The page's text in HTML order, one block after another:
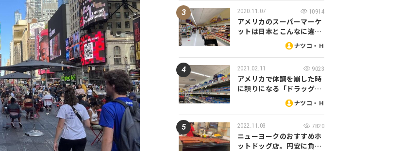
2020.11.07 10914
アメリカのスーパーマーケ
ットは日本とこんなに違…
ナツコ・Ｈ
2021.02.11 9023
アメリカで体調を崩した時
に頼りになる「ドラッグ…
ナツコ・Ｈ
2022.11.03 7820
ニューヨークのおすすめホ
ットドッグ店。円安に負…